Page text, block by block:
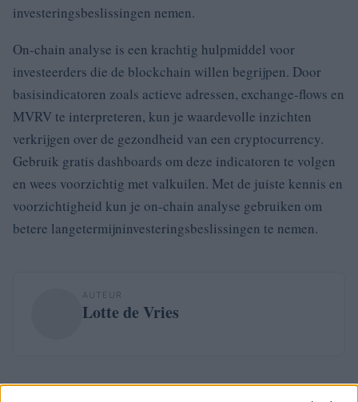
investeringsbeslissingen nemen.
On-chain analyse is een krachtig hulpmiddel voor
investeerders die de blockchain willen begrijpen. Door
basisindicatoren zoals actieve adressen, exchange-flows en
MVRV te interpreteren, kun je waardevolle inzichten
verkrijgen over de gezondheid van een cryptocurrency.
Gebruik gratis dashboards om deze indicatoren te volgen
en wees voorzichtig met valkuilen. Met de juiste kennis en
voorzichtigheid kun je on-chain analyse gebruiken om
betere langetermijninvesteringsbeslissingen te nemen.
AUTEUR
Lotte de Vries